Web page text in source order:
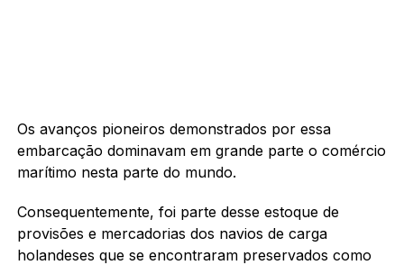
Os avanços pioneiros demonstrados por essa
embarcação dominavam em grande parte o comércio
marítimo nesta parte do mundo.
Consequentemente, foi parte desse estoque de
provisões e mercadorias dos navios de carga
holandeses que se encontraram preservados como